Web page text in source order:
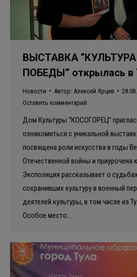
ВЫСТАВКА
ПОБЕДЫ” открылась в
Новости Автор: Алексей Ярцев
Оставить комментарий
Дом Культуры “КОСОГОРЕЦ”
ознакомиться с уникальной
посвящена роли искусства в годы
Отечественной войны и приурочена
Экспозиция рассказывает о
сохранивших культуру в военный
деятелей культуры, в том числе из
Особое место…